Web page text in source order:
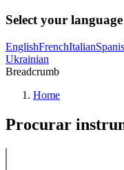
Select your language
EnglishFrenchItalian
Ukrainian
Breadcrumb
Home
Procurar